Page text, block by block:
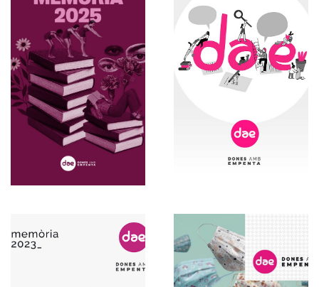
Memorias
Memorias